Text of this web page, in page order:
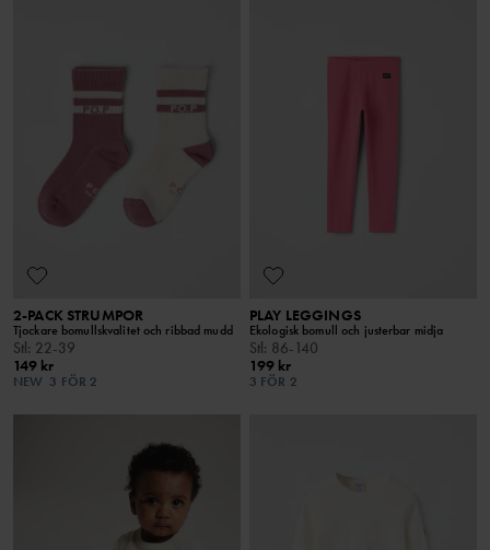
2-PACK STRUMPOR
Tjockare bomullskvalitet och ribbad mudd
Stl: 22-39
149 kr
NEW 3 FÖR 2
PLAY LEGGINGS
Ekologisk bomull och justerbar midja
Stl: 86-140
199 kr
3 FÖR 2